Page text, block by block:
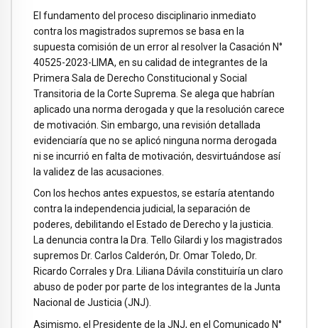
El fundamento del proceso disciplinario inmediato
contra los magistrados supremos se basa en la
supuesta comisión de un error al resolver la Casación N°
40525-2023-LIMA, en su calidad de integrantes de la
Primera Sala de Derecho Constitucional y Social
Transitoria de la Corte Suprema. Se alega que habrían
aplicado una norma derogada y que la resolución carece
de motivación. Sin embargo, una revisión detallada
evidenciaría que no se aplicó ninguna norma derogada
ni se incurrió en falta de motivación, desvirtuándose así
la validez de las acusaciones.
Con los hechos antes expuestos, se estaría atentando
contra la independencia judicial, la separación de
poderes, debilitando el Estado de Derecho y la justicia.
La denuncia contra la Dra. Tello Gilardi y los magistrados
supremos Dr. Carlos Calderón, Dr. Omar Toledo, Dr.
Ricardo Corrales y Dra. Liliana Dávila constituiría un claro
abuso de poder por parte de los integrantes de la Junta
Nacional de Justicia (JNJ).
Asimismo, el Presidente de la JNJ, en el Comunicado N°